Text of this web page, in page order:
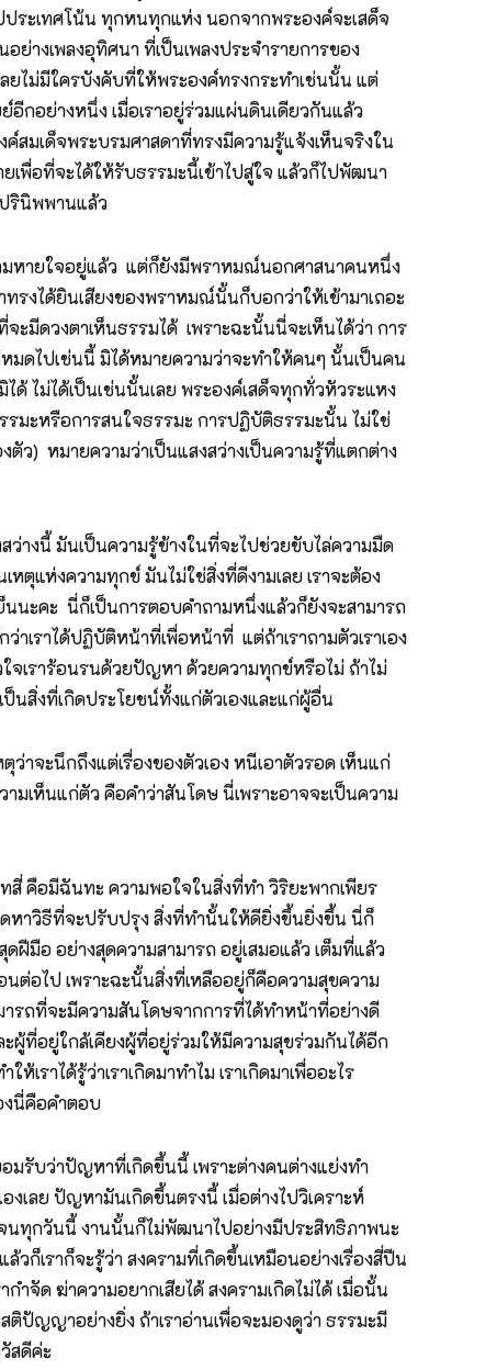
ประเทศโน้น ทุกหนทุกแห่ง นอกจากพระองค์จะเสด็จ
ย่างเพลงอุทิศนา ที่เป็นเพลงประจำรายการของ
ยไม่มีใครบังคับที่ให้พระองค์ทรงกระทำเช่นนั้น แต่
กอย่างหนึ่ง เมื่อเราอยู่ร่วมแผ่นดินเดียวกันแล้ว
สมเด็จพระบรมศาสดาที่ทรงมีความรู้แจ้งเห็นจริงใน
พื่อที่จะได้ให้รับธรรมะนี้เข้าไปสู่ใจ แล้วก็ไปพัฒนา
รินิพพานแล้ว
หายใจอยู่แล้ว แต่ก็ยังมีพราหมณ์นอกศาสนาคนหนึ่ง
รงได้ยินเสียงของพราหมณ์นั้นก็บอกว่าให้เข้ามาเถอะ
มีดวงตาเห็นธรรมได้ เพราะฉะนั้นนี่จะเห็นได้ว่า การ
มดไปเช่นนี้ มิได้หมายความว่าจะทำให้คนๆ นั้นเป็นคน
ไม่ได้เป็นเช่นนั้นเลย พระองค์เสด็จทุกทั่วหัวระแหง
มะหรือการสนใจธรรมะ การปฏิบัติธรรมะนั้น ไม่ใช่
ตัว) หมายความว่าเป็นแสงสว่างเป็นความรู้ที่แตกต่าง
างนี้ มันเป็นความรู้ข้างในที่จะไปช่วยขับไล่ความมืด
ตุแห่งความทุกข์ มันไม่ใช่สิ่งที่ดีงามเลย เราจะต้อง
นะคะ นี่ก็เป็นการตอบคำถามหนึ่งแล้วก็ยังจะสามารถ
เราได้ปฏิบัติหน้าที่เพื่อหน้าที่ แต่ถ้าเราถามตัวเราเอง
จเราร้อนรนด้วยปัญหา ด้วยความทุกข์หรือไม่ ถ้าไม่
นสิ่งที่เกิดประโยชน์ทั้งแก่ตัวเองและแก่ผู้อื่น
าจะนึกถึงแต่เรื่องของตัวเอง หนีเอาตัวรอด เห็นแก่
มเห็นแก่ตัว คือคำว่าสันโดษ นี่เพราะอาจจะเป็นความ
คือมีฉันทะ ความพอใจในสิ่งที่ทำ วิริยะพากเพียร
หาวิธีที่จะปรับปรุง สิ่งที่ทำนั้นให้ดียิ่งขึ้นยิ่งขึ้น นี่ก็
ฝีมือ อย่างสุดความสามารถ อยู่เสมอแล้ว เต็มที่แล้ว
ต่อไป เพราะฉะนั้นสิ่งที่เหลืออยู่ก็คือความสุขความ
รถที่จะมีความสันโดษจากการที่ได้ทำหน้าที่อย่างดี
ผู้ที่อยู่ใกล้เคียงผู้ที่อยู่ร่วมให้มีความสุขร่วมกันได้อีก
าได้รู้ว่าเราเกิดมาทำไม เราเกิดมาเพื่ออะไร
งนี่คือคำตอบ
อมรับว่าปัญหาที่เกิดขึ้นนี้ เพราะต่างคนต่างแย่งทำ
เลย ปัญหามันเกิดขึ้นตรงนี้ เมื่อต่างไปวิเคราะห์
นทุกวันนี้ งานนั้นก็ไม่พัฒนาไปอย่างมีประสิทธิภาพนะ
ก็เราก็จะรู้ว่า สงครามที่เกิดขึ้นเหมือนอย่างเรื่องสี่ปีน
ำจัด ฆ่าความอยากเสียได้ สงครามเกิดไม่ได้ เมื่อนั้น
ปัญญาอย่างยิ่ง ถ้าเราอ่านเพื่อจะมองดูว่า ธรรมะมี
สดีค่ะ